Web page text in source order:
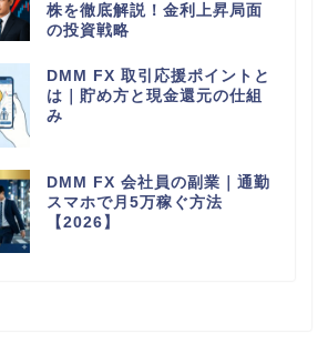
株を徹底解説！金利上昇局面
の投資戦略
DMM FX 取引応援ポイントと
は｜貯め方と現金還元の仕組
み
DMM FX 会社員の副業｜通勤
スマホで月5万稼ぐ方法
【2026】